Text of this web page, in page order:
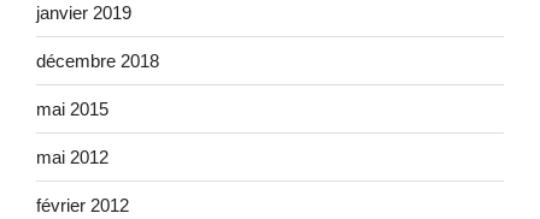
janvier 2019
décembre 2018
mai 2015
mai 2012
février 2012